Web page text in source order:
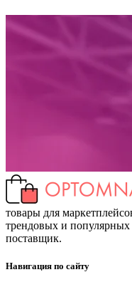
товары для
трендовых и
поставщик.
Навигация по сайту